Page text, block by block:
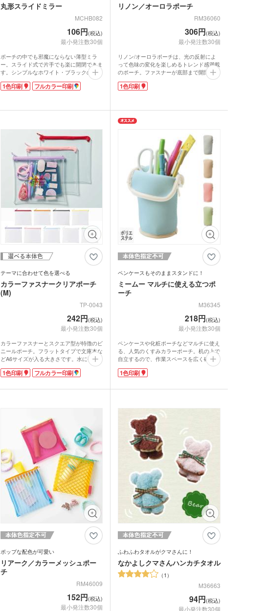
丸形スライドミラー
MCHB082
106円(税込)
最小発注数30個
ポーチの中でも邪魔にならない薄型ミラ
ー。スライド式で片手でも楽に開閉できま
す。シンプルなホワイト・ブラックの2色
から選べ、ロゴ印刷は1色・フルカラー印
刷に対応しています。お手頃な価格で、お
スメショップやサロンの特典プレゼントに
1色印刷 フルカラー印刷
リノン／オーロラポーチ
RM36060
306円(税込)
最小発注数30個
リノン/オーロラポーチは、光の反射によ
って色味の変化を楽しめるトレンド感満載
のポーチ。ファスナーが底部まで開閉し中
身が取り出しやすく便利です。華やかなオ
ーロラカラー生地は光沢があり、中身が見
1色印刷が可能です。オーロラポーチに名
入れをしてトレンドのオリジナルグッズ製
ショップ、エンタメ関係のノベルティ作成
におすすめです。
1色印刷
テーマに合わせて色を選べる
カラーファスナークリアポーチ
(M)
TP-0043
242円(税込)
最小発注数30個
カラーファスナーとスクエア型が特徴のビ
ニールポーチ。フラットタイプで文庫本な
どA6サイズが入る大きさです。水に強い
PVC素材で、トラベル用にもおすすめ。
表面にはオリジナル印刷が可能。キャラク
ルティの高いグッズが制作できます。ファ
売にもおすすめです。
1色印刷 フルカラー印刷
ペンケースもそのままスタンドに！
ミームー マルチに使える立つポ
ーチ
M36345
218円(税込)
最小発注数30個
ペンケースや化粧ポーチなどマルチに使え
る、人気のくすみカラーポーチ。机の上で
自立するので、作業スペースを広く確保す
ることができます。ファスナー部分を折り
返せば、取りたいものが見つけやすく出し
イソプレンゴム素材。電子機器などの保護
1色ロゴ印刷ができ、名入れ部分が見える
パッケージで販促効果も抜群です。コスメ
ショップのノベルティや、学習塾の入会特
典にもおすすめです。
1色印刷
ポップな配色が可愛い
リアーク／カラーメッシュポー
チ
RM46009
152円(税込)
最小発注数30個
ふわふわタオルがクマさんに！
なかよしクマさんハンカチタオル
1
M36663
94円(税込)
最小発注数30個